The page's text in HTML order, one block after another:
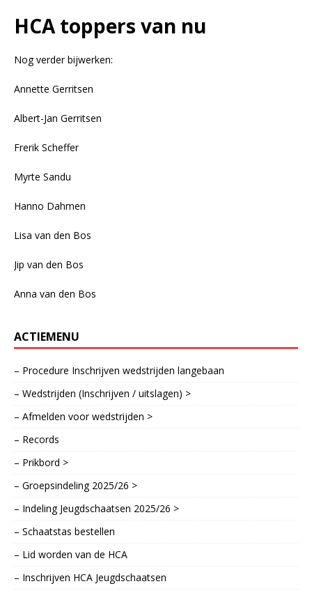
HCA toppers van nu
Nog verder bijwerken:
Annette Gerritsen
Albert-Jan Gerritsen
Frerik Scheffer
Myrte Sandu
Hanno Dahmen
Lisa van den Bos
Jip van den Bos
Anna van den Bos
ACTIEMENU
– Procedure Inschrijven wedstrijden langebaan
– Wedstrijden (Inschrijven / uitslagen) >
– Afmelden voor wedstrijden >
– Records
– Prikbord >
– Groepsindeling 2025/26 >
– Indeling Jeugdschaatsen 2025/26 >
– Schaatstas bestellen
– Lid worden van de HCA
– Inschrijven HCA Jeugdschaatsen